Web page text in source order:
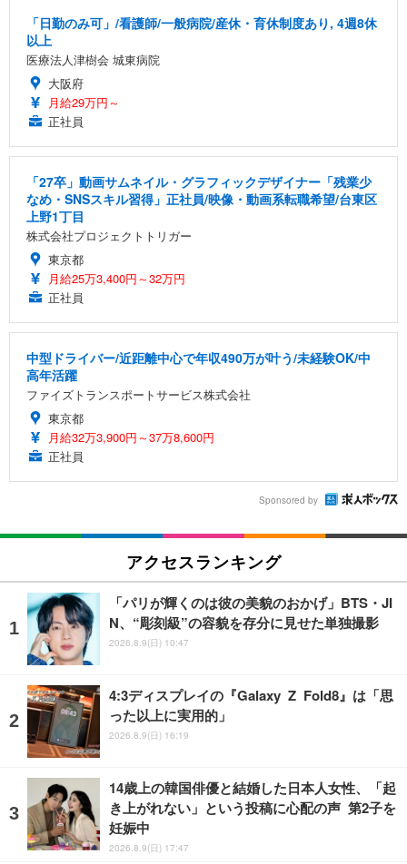
「日勤のみ可」/看護師/一般病院/産休・育休制度あり, 4週8休
以上
医療法人津樹会 城東病院
大阪府
月給29万円～
正社員
「27卒」動画サムネイル・グラフィックデザイナー「残業少
なめ・SNSスキル習得」正社員/映像・動画系転職希望/台東区
上野1丁目
株式会社プロジェクトトリガー
東京都
月給25万3,400円～32万円
正社員
中型ドライバー/近距離中心で年収490万が叶う/未経験OK/中
高年活躍
ファイズトランスポートサービス株式会社
東京都
月給32万3,900円～37万8,600円
正社員
Sponsored by
アクセスランキング
「パリが輝くのは彼の美貌のおかげ」BTS・JI
N、“彫刻級”の容貌を存分に見せた単独撮影
2026.8.9(日) 10:47
4:3ディスプレイの『Galaxy Z Fold8』は「思
った以上に実用的」
2026.8.9(日) 16:19
14歳上の韓国俳優と結婚した日本人女性、「起
き上がれない」という投稿に心配の声 第2子を
妊娠中
2026.8.9(日) 17:47